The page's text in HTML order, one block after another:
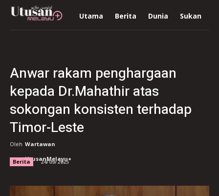
Utama Berita Dunia Sukan
Anwar rakam penghargaan
kepada Dr.Mahathir atas
sokongan konsisten terhadap
Timor-Leste
Oleh Wartawan
UtusanMelayu+
Berita 24/09/2025